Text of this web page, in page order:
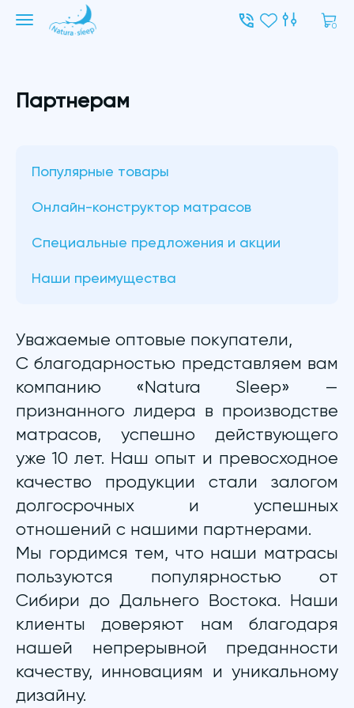
0
Партнерам
Популярные товары
Онлайн-конструктор матрасов
Специальные предложения и акции
Наши преимущества
Уважаемые оптовые покупатели,
С благодарностью представляем вам
компанию «Natura Sleep» —
признанного лидера в производстве
матрасов, успешно действующего
уже 10 лет. Наш опыт и превосходное
качество продукции стали залогом
долгосрочных и успешных
отношений с нашими партнерами.
Мы гордимся тем, что наши матрасы
пользуются популярностью от
Сибири до Дальнего Востока. Наши
клиенты доверяют нам благодаря
нашей непрерывной преданности
качеству, инновациям и уникальному
дизайну.